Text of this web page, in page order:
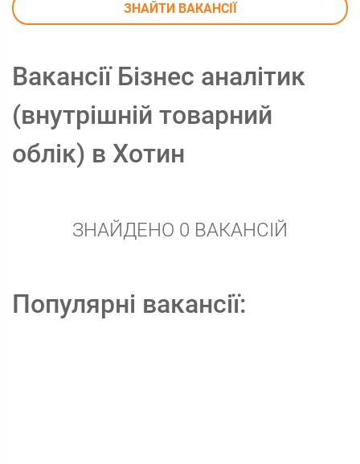
ЗНАЙТИ ВАКАНСІЇ
Вакансії Бізнес аналітик
(внутрішній товарний
облік) в Хотин
ЗНАЙДЕНО 0 ВАКАНСІЙ
Популярні вакансії: